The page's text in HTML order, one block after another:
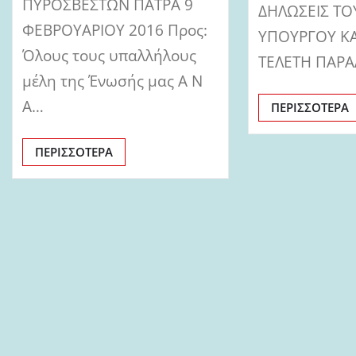
ΦΕΒΡΟΥΑΡΙΟΥ 2016 Προς:
Όλους τους υπαλλήλους
μέλη της Ένωσής μας Α Ν
Α…
ΠΕΡΙΣΣΌΤΕΡΑ
ΔΗΛΩΣΕΙΣ
ΥΠΟΥΡΓΟΥ
ΤΕΛΕΤΗ
ΠΕΡΙΣΣΌΤΕΡΑ